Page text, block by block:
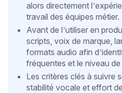
alors directement
travail des équipes métier.
Avant de l’utiliser en
scripts, voix de marque,
formats audio afin
fréquentes et le niveau
Les critères clés à suivre
stabilité vocale et effort